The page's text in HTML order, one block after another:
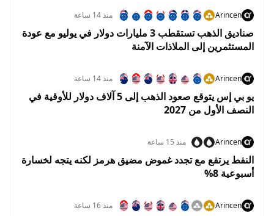
Arincen منذ 14 ساعة
صناديق الذهب تستقطب 3 مليارات دولار في يوليو مع عودة
المستثمرين إلى الملاذات الآمنة
Arincen منذ 14 ساعة
يو بي إس يتوقع صعود الذهب إلى 5 آلاف دولار للأوقية في
النصف الأول من 2027
Arincen منذ 15 ساعة
النفط يرتفع مع تجدد غموض مضيق هرمز لكنه يتجه لخسارة
أسبوعية 8%
Arincen منذ 16 ساعة